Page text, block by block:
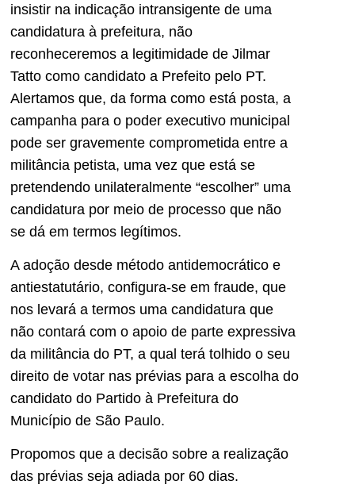
insistir na indicação intransigente de uma
candidatura à prefeitura, não
reconheceremos a legitimidade de Jilmar
Tatto como candidato a Prefeito pelo PT.
Alertamos que, da forma como está posta, a
campanha para o poder executivo municipal
pode ser gravemente comprometida entre a
militância petista, uma vez que está se
pretendendo unilateralmente “escolher” uma
candidatura por meio de processo que não
se dá em termos legítimos.
A adoção desde método antidemocrático e
antiestatutário, configura-se em fraude, que
nos levará a termos uma candidatura que
não contará com o apoio de parte expressiva
da militância do PT, a qual terá tolhido o seu
direito de votar nas prévias para a escolha do
candidato do Partido à Prefeitura do
Município de São Paulo.
Propomos que a decisão sobre a realização
das prévias seja adiada por 60 dias.